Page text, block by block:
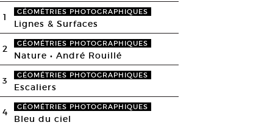
1 GÉOMÉTRIES PHOTOGRAPHIQUES
Lignes & Surfaces
2 GÉOMÉTRIES PHOTOGRAPHIQUES
Nature • André Rouillé
3 GÉOMÉTRIES PHOTOGRAPHIQUES
Escaliers
4 GÉOMÉTRIES PHOTOGRAPHIQUES
Bleu du ciel